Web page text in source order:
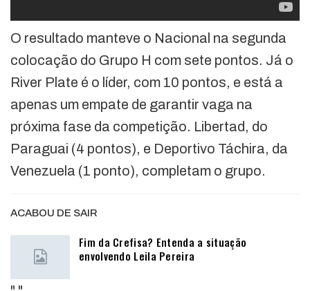
O resultado manteve o Nacional na segunda
colocação do Grupo H com sete pontos. Já o
River Plate é o líder, com 10 pontos, e está a
apenas um empate de garantir vaga na
próxima fase da competição. Libertad, do
Paraguai (4 pontos), e Deportivo Táchira, da
Venezuela (1 ponto), completam o grupo.
ACABOU DE SAIR
Fim da Crefisa? Entenda a situação
envolvendo Leila Pereira